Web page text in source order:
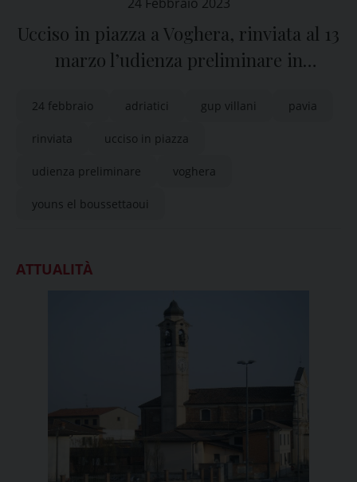
Ucciso in piazza a Voghera, rinviata al 13
marzo l’udienza preliminare in
24 febbraio adriatici gup villani pavia
rinviata ucciso in piazza
udienza preliminare voghera
youns el boussettaoui
ATTUALITÀ